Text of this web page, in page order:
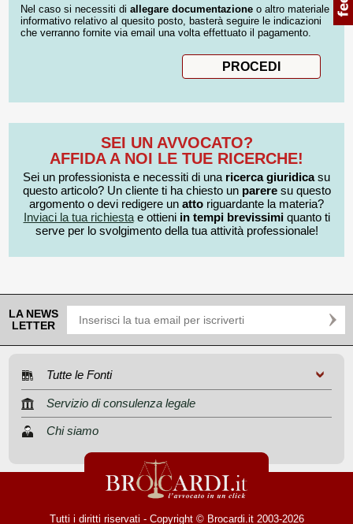
Nel caso si necessiti di allegare documentazione o altro materiale
informativo relativo al quesito posto, basterà seguire le indicazioni
che verranno fornite via email una volta effettuato il pagamento.
SEI UN AVVOCATO?
AFFIDA A NOI LE TUE RICERCHE!
Sei un professionista e necessiti di una ricerca giuridicasu
questo articolo? Un cliente ti ha chiesto un pareresu questo
argomento o devi redigere un atto riguardante la materia?
Inviaci la tua richiestae ottieni in tempi brevissimiquanto ti
serve per lo svolgimento della tua attività professionale!
LA NEWS
LETTER
Tutte le Fonti
Servizio di consulenza legale
Chi siamo
Tutti i diritti riservati - Copyright © Brocardi.it 2003-2026